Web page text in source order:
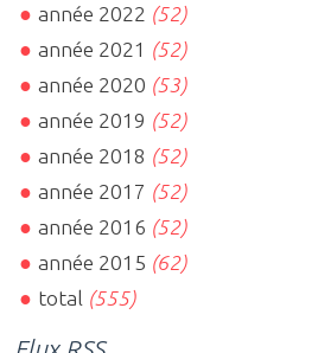
année 2022 (52)
année 2021 (52)
année 2020 (53)
année 2019 (52)
année 2018 (52)
année 2017 (52)
année 2016 (52)
année 2015 (62)
total (555)